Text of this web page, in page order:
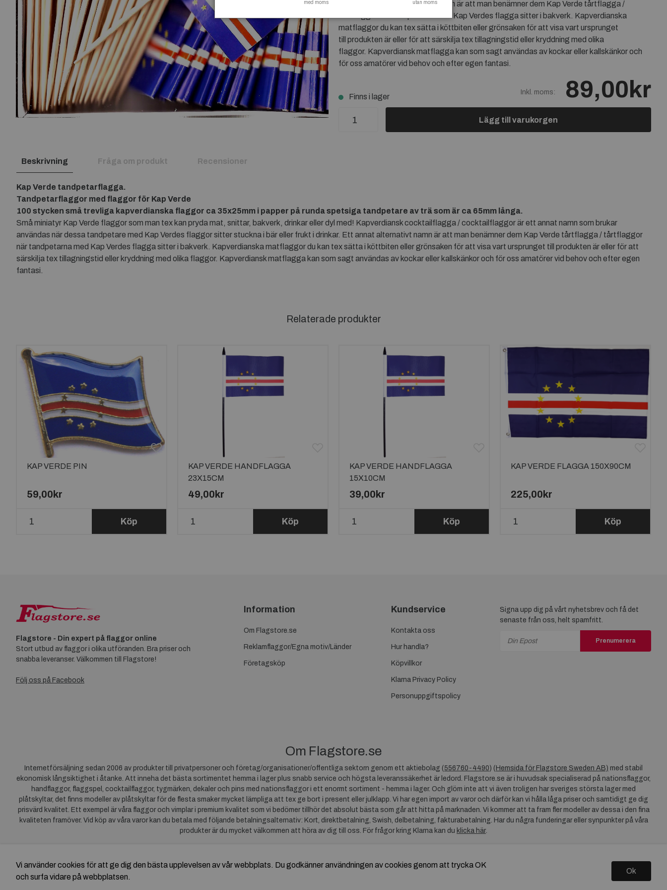
drinkar. Ett annat alternativt namn är att man benämner dem Kap Verde tårtflagga /
tårtflaggor när tandpetarna med Kap Verdes flagga sitter i bakverk. Kapverdianska
matflaggor du kan tex sätta i köttbiten eller grönsaken för att visa vart ursprunget
till produkten är eller för att särskilja tex tillagningstid eller kryddning med olika
flaggor. Kapverdiansk matflagga kan som sagt användas av kockar eller kallskänkor och
för oss amatörer vid behov och efter egen fantasi.
Finns i lager
Inkl. moms: 89,00kr
Lägg till varukorgen
Beskrivning Fråga om produkt Recensioner
Kap Verde tandpetarflagga.
Tandpetarflaggor med flaggor för Kap Verde
100 stycken små trevliga kapverdianska flaggor ca 35x25mm i papper på runda spetsiga tandpetare av trä som är ca 65mm långa.
Små miniatyr Kap Verde flaggor som man tex kan pryda mat, snittar, bakverk, drinkar eller dyl med! Kapverdiansk cocktailflagga / cocktailflaggor är ett annat namn som brukar
användas när dessa tandpetare med Kap Verdes flaggor sitter stuckna i bär eller frukt i drinkar. Ett annat alternativt namn är att man benämner dem Kap Verde tårtflagga / tårtflaggor
när tandpetarna med Kap Verdes flagga sitter i bakverk. Kapverdianska matflaggor du kan tex sätta i köttbiten eller grönsaken för att visa vart ursprunget till produkten är eller för att
särskilja tex tillagningstid eller kryddning med olika flaggor. Kapverdiansk matflagga kan som sagt användas av kockar eller kallskänkor och för oss amatörer vid behov och efter egen
fantasi.
Relaterade produkter
KAP VERDE PIN
59,00kr
Köp
KAP VERDE HANDFLAGGA
23X15CM
49,00kr
Köp
KAP VERDE HANDFLAGGA
15X10CM
39,00kr
Köp
KAP VERDE FLAGGA 150X90CM
225,00kr
Köp
Flagstore - Din expert på flaggor online
Stort utbud av flaggor i olika utföranden. Bra priser och
snabba leveranser. Välkommen till Flagstore!
Följ oss på Facebook
Information
Om Flagstore.se
Reklamflaggor/Egna motiv/Länder
Företagsköp
Kundservice
Kontakta oss
Hur handla?
Köpvillkor
Klarna Privacy Policy
Personuppgiftspolicy
Signa upp dig på vårt nyhetsbrev och få det
senaste från oss, helt spamfritt.
Prenumerera
Om Flagstore.se
Internetförsäljning sedan 2006 av produkter till privatpersoner och företag/organisationer/offentliga sektorn genom ett aktiebolag (556760-4490) ( Hemsida för Flagstore Sweden AB) med stabil
ekonomisk långsiktighet i åtanke. Att inneha det bästa sortimentet hemma i lager plus snabb service och högsta leveranssäkerhet är ledord. Flagstore.se är i huvudsak specialiserad på nationsflaggor,
handflaggor, flaggspel, cocktailflaggor, tygmärken, dekaler och pins med nationsflaggor i ett enormt sortiment - hemma i lager. Och glöm inte att vi även troligen har sveriges största lager med
plåtskyltar, det finns modeller av plåtskyltar för de flesta smaker mycket lämpliga att tex ge bort i present eller julklapp. Vi har egen import av varor och därför kan vi hålla låga priser och samtidigt ge dig
prisvärd kvalitet. Ett exempel är våra flaggor och vimplar i premium kvalitet som vi bedömer tillhör det absolut bästa som går att hitta på marknaden. Vi kommer att ta fram fler modeller av dessa i den fina
kvaliteten framöver. Vid köp av våra varor kan du betala med följande betalningsalternativ: Kort, direktbetalning, Swish, delbetalning, fakturabetalning. Har du några funderingar eller synpunkter på våra
produkter är du mycket välkommen att höra av dig till oss. För frågor kring Klarna kan du klicka här.
Copyright © 2026 Flagstore.se Skapad med Vendre
Vi använder cookies för att ge dig den bästa upplevelsen av vår webbplats. Du godkänner användningen av cookies genom att trycka OK
och surfa vidare på webbplatsen.
Ok
med moms utan moms